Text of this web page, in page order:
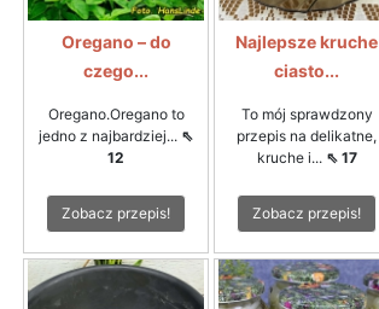
Oregano – do
czego...
Oregano.Oregano to
jedno z najbardziej... ⇖
12
Zobacz przepis!
Najlepsze kruche
ciasto...
To mój sprawdzony
przepis na delikatne,
kruche i... ⇖ 17
Zobacz przepis!